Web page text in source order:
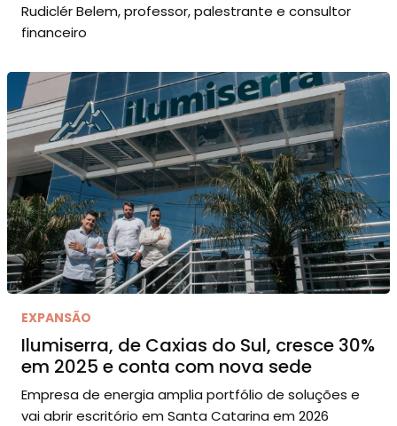
Rudiclér Belem, professor, palestrante e consultor
financeiro
EXPANSÃO
Ilumiserra, de Caxias do Sul, cresce 30%
em 2025 e conta com nova sede
Empresa de energia amplia portfólio de soluções e
vai abrir escritório em Santa Catarina em 2026